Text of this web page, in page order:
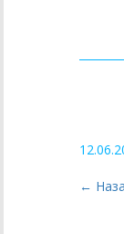
←